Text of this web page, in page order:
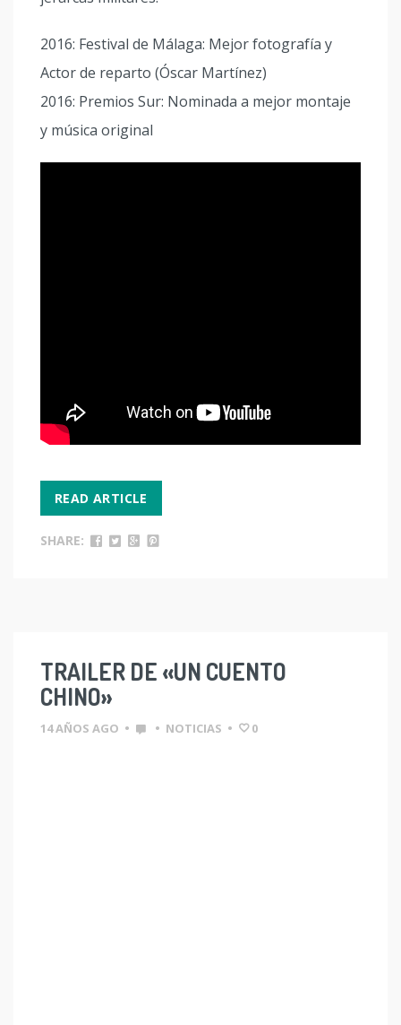
2016: Festival de Málaga: Mejor fotografía y
Actor de reparto (Óscar Martínez)
2016: Premios Sur: Nominada a mejor montaje
y música original
READ ARTICLE
SHARE:
TRAILER DE «UN CUENTO
CHINO»
14 AÑOS AGO • • NOTICIAS • 0